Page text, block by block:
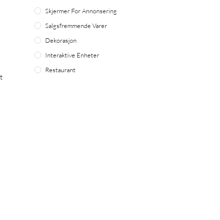
Skjermer For Annonsering
Salgsfremmende Varer
Dekorasjon
Interaktive Enheter
Restaurant